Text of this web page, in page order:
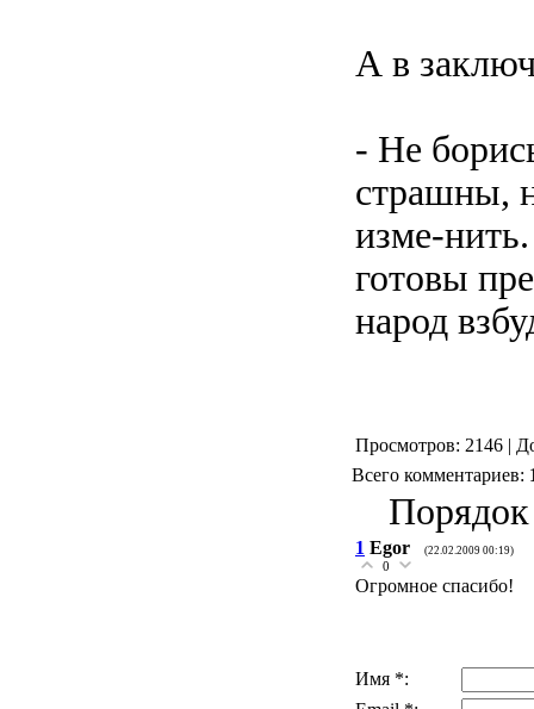
А в
- Не
страшны,
изме-
готовы
народ
Просмотров: 2146 |
Всего комментариев:
1 Egor (22.02.2009 00:19)
0
Огромное спасибо!
Имя *: